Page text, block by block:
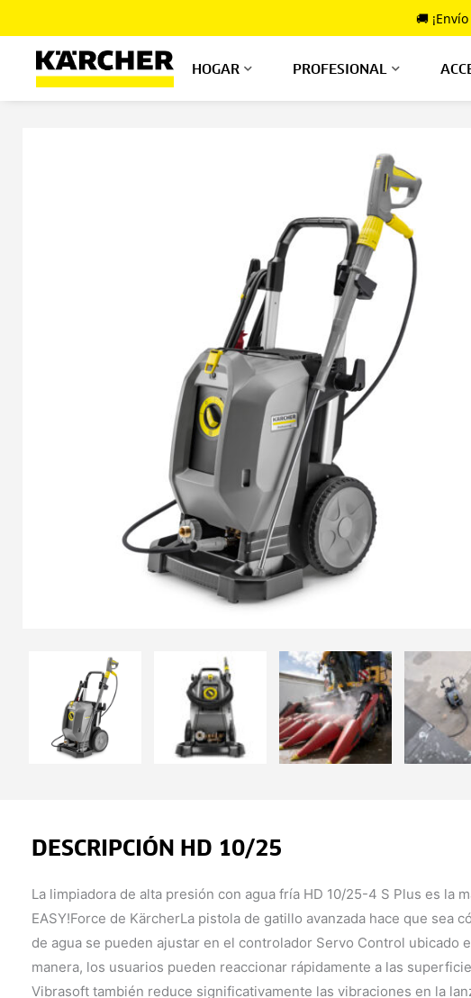
🚚
al
contenido
HOGAR PROFESIONAL
DESCRIPCIÓN HD 10/25
La limpiadora de alta presión con agua fría HD 10/25-4 S Plus es la
EASY!Force de KärcherLa pistola de gatillo avanzada hace que sea
de agua se pueden ajustar en el controlador Servo Control
manera, los usuarios pueden reaccionar rápidamente a las
Vibrasoft también reduce significativamente las vibraciones en la